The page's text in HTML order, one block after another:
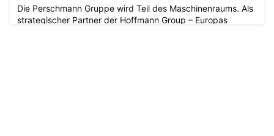
Die Perschmann Gruppe wird Teil des Maschinenraums. Als
strategischer Partner der Hoffmann Group – Europas